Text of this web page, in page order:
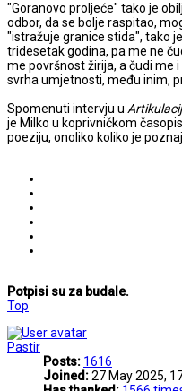
"Goranovo proljeće" tako je
odbor, da se bolje raspitao,
"istražuje granice stida", tako
tridesetak godina, pa me ne
me površnost žirija, a čudi me
svrha umjetnosti, među inim,
Spomenuti intervju u
je Milko u koprivničkom
poeziju, onoliko koliko je
Potpisi su za budale.
Top
Pastir
Posts: 1616
Joined:27 May 2025,